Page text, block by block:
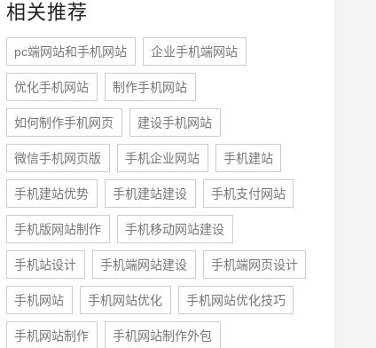
相关推荐
pc端网站和手机网站 企业手机端网站
优化手机网站 制作手机网站
如何制作手机网页 建设手机网站
微信手机网页版 手机企业网站 手机建站
手机建站优势 手机建站建设 手机支付网站
手机版网站制作 手机移动网站建设
手机站设计 手机端网站建设 手机端网页设计
手机网站 手机网站优化 手机网站优化技巧
手机网站制作 手机网站制作外包
手机
133 1698